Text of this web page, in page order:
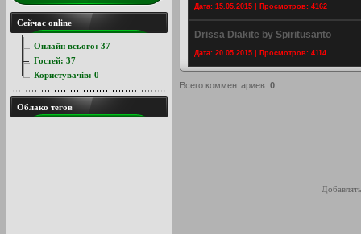
Дата: 15.05.2015 | Просмотров: 4162
Drissa Diakite by Spiritusanto
Дата: 20.05.2015 | Просмотров: 4114
Всего комментариев: 0
Сейчас online
Онлайн всього: 37
Гостей: 37
Користувачів: 0
Облако тегов